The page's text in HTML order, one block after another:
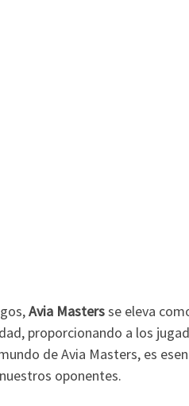
Avia Mastersse eleva
proporcionando a los
de Avia Masters, es
oponentes.